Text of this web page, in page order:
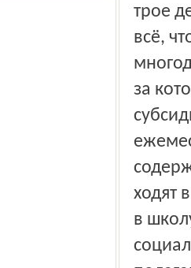
трое
всё,
за
ходят
в